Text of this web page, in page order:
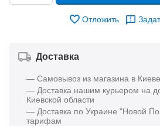
Отложить
Доставка
— Самовывоз из магазина в Киеве
— Доставка нашим курьером на
Киевской области
— Доставка по Украине "Новой
тарифам